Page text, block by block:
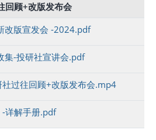
回顾+改版发布会
改版宣发会 -2024.pdf
集-投研社宣讲会.pdf
过往回顾+改版发布会.mp4
详解手册.pdf